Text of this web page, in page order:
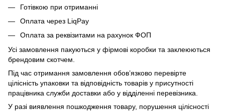
Готівкою при отриманні
Оплата через LiqPay
Оплата за реквізитами на рахунок ФОП
Усі замовлення пакуються у фірмові коробки та заклеюються
брендовим скотчем.
Під час отримання замовлення обов’язково перевірте
цілісність упаковки та відповідність товарів у присутності
працівника служби доставки або у відділенні перевізника.
У разі виявлення пошкодження товару, порушення цілісності